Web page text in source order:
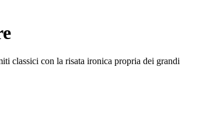
classici con la risata ironica propria dei grandi